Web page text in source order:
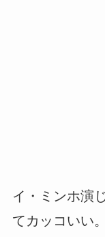
イ・ミンホ演
てカッコいい